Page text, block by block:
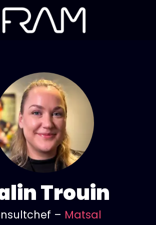
Trouin
– Matsal